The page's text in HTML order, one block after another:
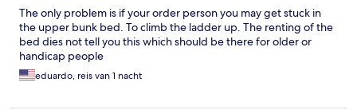
The only problem is if your order person you may get stuck in
the upper bunk bed. To climb the ladder up. The renting of the
bed dies not tell you this which should be there for older or
handicap people
eduardo, reis van 1 nacht